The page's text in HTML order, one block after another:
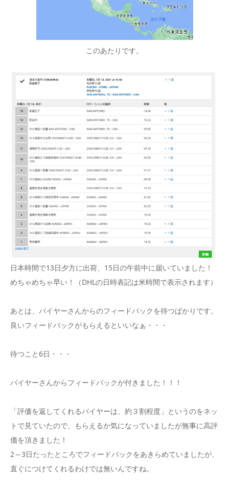
このあたりです。
日本時間で13日夕方に出荷、15日の午前中に届いていました！
めちゃめちゃ早い！（DHLの日時表記は米時間で表示されます）
あとは、バイヤーさんからのフィードバックを待つばかりです。
良いフィードバックがもらえるといいなぁ・・・
待つこと6日・・・
バイヤーさんからフィードバックが付きました！！！
「評価を返してくれるバイヤーは、約３割程度」というのをネッ
トで見ていたので、もらえるか気になっていましたが無事に高評
価を頂きました！
2～3日たったところでフィードバックをあきらめていましたが、
直ぐにつけてくれるわけでは無いんですね。